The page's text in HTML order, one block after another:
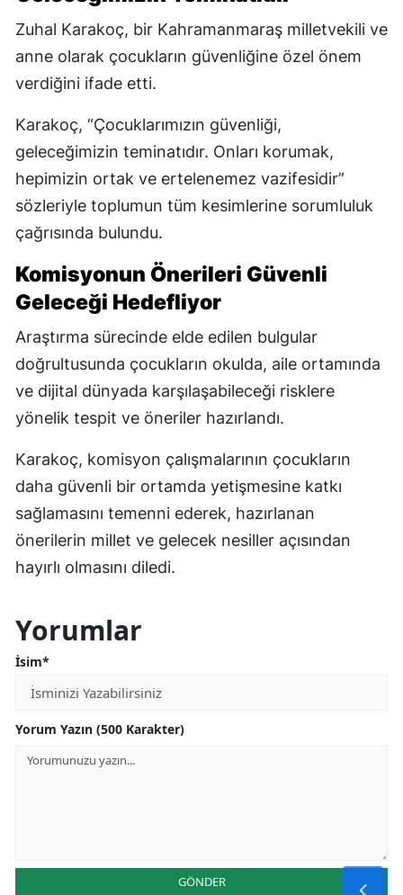
Zuhal Karakoç, bir Kahramanmaraş milletvekili ve
anne olarak çocukların güvenliğine özel önem
verdiğini ifade etti.
Karakoç, “Çocuklarımızın güvenliği,
geleceğimizin teminatıdır. Onları korumak,
hepimizin ortak ve ertelenemez vazifesidir”
sözleriyle toplumun tüm kesimlerine sorumluluk
çağrısında bulundu.
Komisyonun Önerileri Güvenli
Geleceği Hedefliyor
Araştırma sürecinde elde edilen bulgular
doğrultusunda çocukların okulda, aile ortamında
ve dijital dünyada karşılaşabileceği risklere
yönelik tespit ve öneriler hazırlandı.
Karakoç, komisyon çalışmalarının çocukların
daha güvenli bir ortamda yetişmesine katkı
sağlamasını temenni ederek, hazırlanan
önerilerin millet ve gelecek nesiller açısından
hayırlı olmasını diledi.
Yorumlar
İsim*
Yorum Yazın (500 Karakter)
GÖNDER